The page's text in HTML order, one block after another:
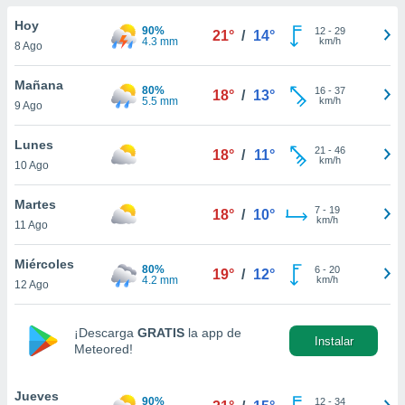
en
nuestra
y
aceptar
Hoy
8 Ago
90%
4.3 mm
21° / 14° 12- 29
km/h
Mañana
9 Ago
80%
5.5 mm
18° / 13° 16- 37
km/h
Lunes
10 Ago
18° / 11° 21 - 46
km/h
Martes
11 Ago
18° / 10° 7- 19
km/h
Miércoles
12 Ago
80%
4.2 mm
19° / 12° 6- 20
km/h
¡Descarga GRATIS la app de
Meteored!
Instalar
Jueves
90%
12- 34